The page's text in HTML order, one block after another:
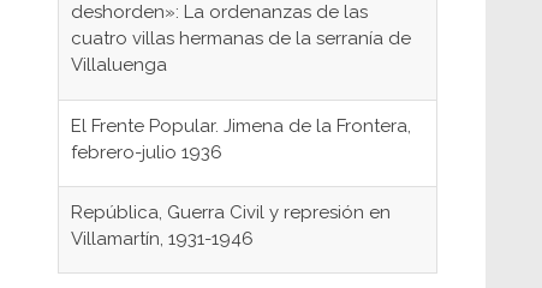
deshorden»: La ordenanzas de las
cuatro villas hermanas de la serranía de
Villaluenga
El Frente Popular. Jimena de la Frontera,
febrero-julio 1936
República, Guerra Civil y represión en
Villamartín, 1931-1946